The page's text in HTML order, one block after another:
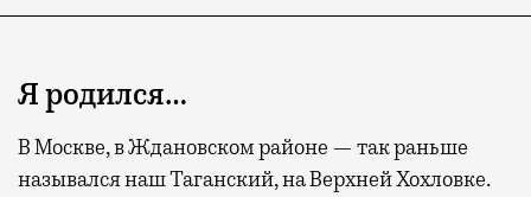
Я родился…
В Москве, в Ждановском районе — так раньше
назывался наш Таганский, на Верхней Хохловке.